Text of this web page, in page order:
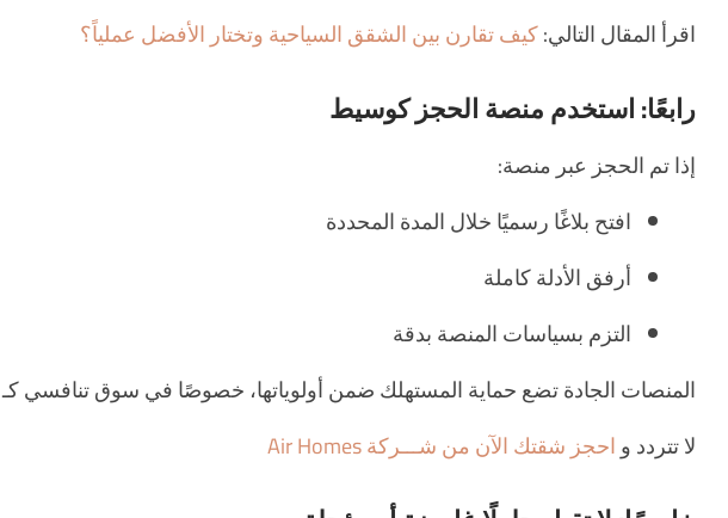
اقرأ المقال التالي:كيف تقارن بين الشقق السياحية وتختار الأفضل عملياً؟
رابعًا: استخدم منصة الحجز كوسيط
إذا تم الحجز عبر منصة:
افتح بلاغًا رسميًا خلال المدة المحددة
أرفق الأدلة كاملة
التزم بسياسات المنصة بدقة
المنصات الجادة تضع حماية المستهلك ضمن أولوياتها، خصوصًا في سوق تنافسي كـ
لا تتردد واحجز شقتك الآن من شـــركة Air Homes